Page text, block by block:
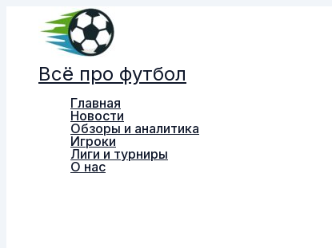
Перейти
содержимому
Всё про футбол
Главная
Новости
Обзоры и аналитика
Игроки
Лиги и турниры
О нас